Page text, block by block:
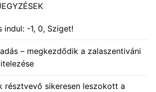
indul: -1, 0, Sziget!
– megkezdődik a zalaszentiváni
résztvevő sikeresen leszokott a